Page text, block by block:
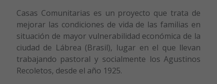
Casas Comunitarias es un proyecto que trata de
mejorar las condiciones de vida de las familias en
situación de mayor vulnerabilidad económica de la
ciudad de Lábrea (Brasil), lugar en el que llevan
trabajando pastoral y socialmente los Agustinos
Recoletos, desde el año 1925.